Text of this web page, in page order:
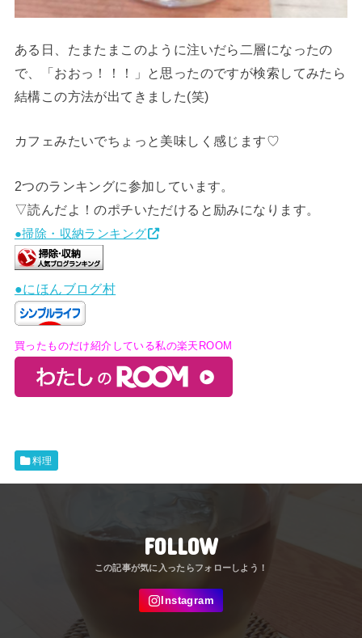
ある日、たまたまこのように注いだら二層になったの
で、「おおっ！！！」と思ったのですが検索してみたら
結構この方法が出てきました(笑)
カフェみたいでちょっと美味しく感じます♡
2つのランキングに参加しています。
▽読んだよ！のポチいただけると励みになります。
●掃除・収納ランキング
●にほんブログ村
買ったものだけ紹介している私の楽天ROOM
料理
FOLLOW